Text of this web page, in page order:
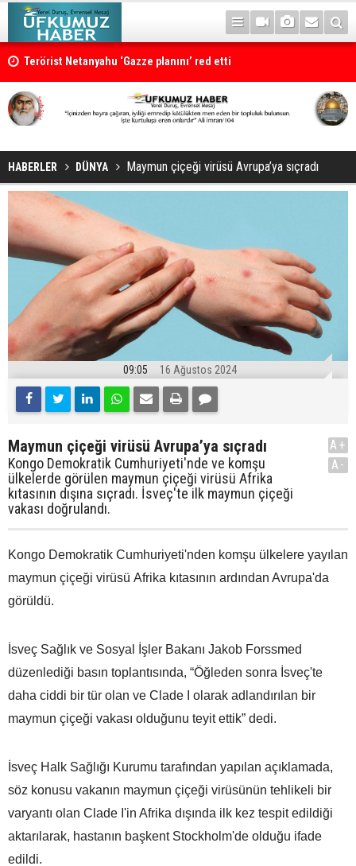
Terörist Netanyahu ‘Gazze planını’ red etti
HABERLER DÜNYA Maymun çiçeği virüsü Avrupa’ya sıçradı
09:05 16 Ağustos 2024
Maymun çiçeği virüsü Avrupa’ya sıçradı
Kongo Demokratik Cumhuriyeti'nde ve komşu
ülkelerde görülen maymun çiçeği virüsü Afrika
kıtasının dışına sıçradı. İsveç'te ilk maymun çiçeği
vakası doğrulandı.
A+
A-
Kongo Demokratik Cumhuriyeti'nden komşu ülkelere yayılan
maymun çiçeği virüsü Afrika kıtasının ardından Avrupa'da
görüldü.
İsveç Sağlık ve Sosyal İşler Bakanı Jakob Forssmed
düzenlediği basın toplantısında, “Öğleden sonra İsveç'te
daha ciddi bir tür olan ve Clade I olarak adlandırılan bir
maymun çiçeği vakası olduğunu teyit ettik” dedi.
İsveç Halk Sağlığı Kurumu tarafından yapılan açıklamada,
söz konusu vakanın maymun çiçeği virüsünün tehlikeli bir
varyantı olan Clade I'in Afrika dışında ilk kez tespit edildiği
aktarılarak, hastanın başkent Stockholm'de olduğu ifade
edildi.